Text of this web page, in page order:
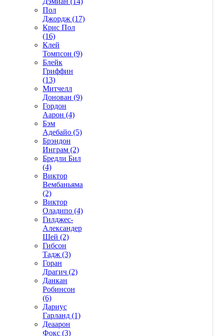
Пол
Джордж (17)
Крис Пол
(16)
Клей
Томпсон (9)
Блейк
Гриффин
(13)
Митчелл
Донован (9)
Гордон
Аарон (4)
Бэм
Адебайо (5)
Брэндон
Инграм (2)
Бредли Бил
(4)
Виктор
Вембаньяма
(2)
Виктор
Оладипо (4)
Гилджес-
Александер
Шей (2)
Гибсон
Тадж (3)
Горан
Драгич (2)
Данкан
Робинсон
(6)
Дариус
Гарланд (1)
Деаарон
Фокс (3)